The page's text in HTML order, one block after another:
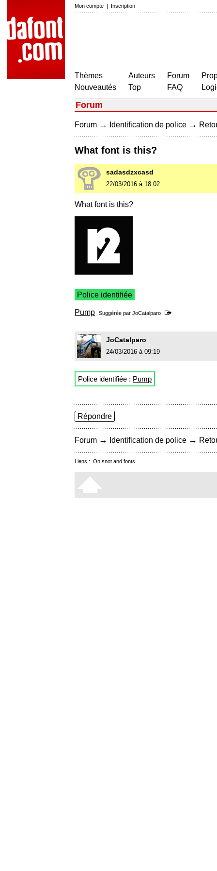
Mon compte | Inscription
Thèmes
Nouveautés
Auteurs
Top
Forum
FAQ
Forum
Forum → Identification de police →
What font is this?
sadasdzxcasd
22/03/2016 à 18:02
What font is this?
Police identifiée
Pump Suggérée par JoCatalparo
JoCatalparo
24/03/2016 à 09:19
Police identifiée : Pump
Répondre
Forum → Identification de police →
Liens : On snot and fonts